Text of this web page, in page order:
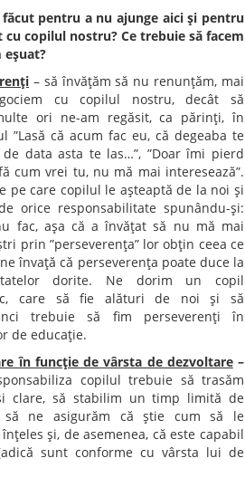
pentru a nu ajunge aici şi pentru
cu copilul nostru? Ce trebuie să facem
eşuat?
– să învăţăm să nu renunţăm, mai
cu copilul nostru, decât să
ori ne-am regăsit, ca părinţi, în
”Lasă că acum fac eu, că degeaba te
de data asta te las…”, ”Doar îmi pierd
cum vrei tu, nu mă mai interesează”.
pe care copilul le aşteaptă de la noi şi
orice responsabilitate spunându-şi:
fac, aşa că a învăţat să nu mă mai
prin ”perseverenţa” lor obţin ceea ce
învaţă că perseverenţa poate duce la
dorite. Ne dorim un copil
care să fie alături de noi şi să
trebuie să fim perseverenţi în
de educaţie.
în funcţie de vârsta de dezvoltare–
copilul trebuie să trasăm
clare, să stabilim un timp limită de
să ne asigurăm că ştie cum să le
şi, de asemenea, că este capabil
sunt conforme cu vârsta lui de